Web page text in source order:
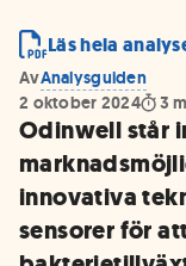
Läs hela
AvAnalysguiden
2 oktober 2024
3
Odinwell står
innovativa
sensorer för